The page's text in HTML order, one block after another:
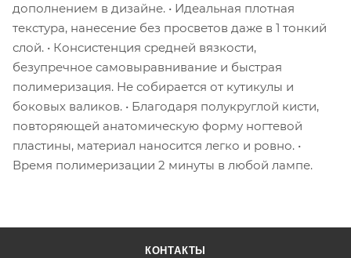
дополнением в дизайне. • Идеальная плотная
текстура, нанесение без просветов даже в 1 тонкий
слой. • Консистенция средней вязкости,
безупречное самовыравнивание и быстрая
полимеризация. Не собирается от кутикулы и
боковых валиков. • Благодаря полукруглой кисти,
повторяющей анатомическую форму ногтевой
пластины, материал наносится легко и ровно. •
Время полимеризации 2 минуты в любой лампе.
КОНТАКТЫ